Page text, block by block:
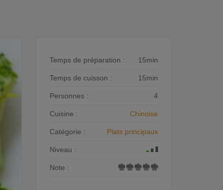
Temps de préparation : 15min
Temps de cuisson : 15min
Personnes : 4
Cuisine : Chinoise
Catégorie : Plats principaux
Niveau :
Note :